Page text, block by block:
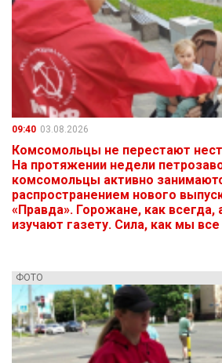
09:40 03.08.2026
Комсомольцы не перестают
На протяжении недели
комсомольцы активно
распространением нового
«Правда». Горожане, как всегда,
изучают газету. Сила, как мы
ФОТО